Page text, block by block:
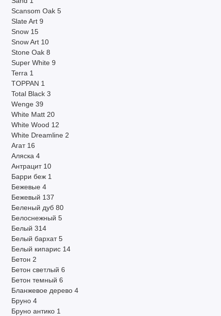
Scansom Oak 5
Slate Art 9
Snow 15
Snow Art 10
Stone Oak 8
Super White 9
Terra 1
TOPPAN 1
Total Black 3
Wenge 39
White Matt 20
White Wood 12
White Dreamline 2
Агат 16
Аляска 4
Антрацит 10
Барри беж 1
Бежевые 4
Бежевый 137
Беленый дуб 80
Белоснежный 5
Белый 314
Белый бархат 5
Белый кипарис 14
Бетон 2
Бетон светлый 6
Бетон темный 6
Бланжевое дерево 4
Бруно 4
Бруно антико 1